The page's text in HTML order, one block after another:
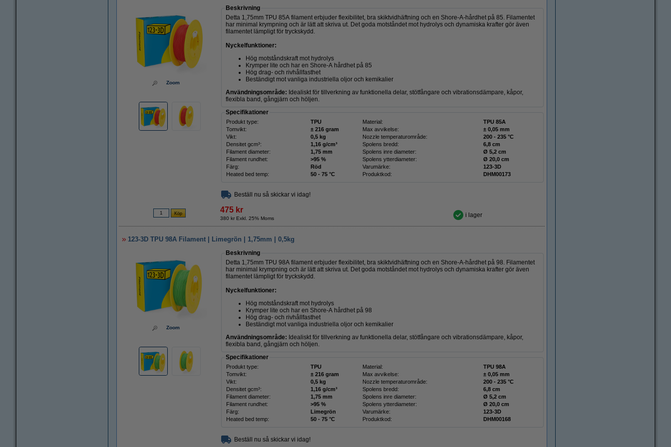
Zoom
Beskrivning
Detta 1,75mm TPU 85A filament erbjuder flexibilitet, bra skiktvidhäftning och en Shore-A-hårdhet på 85. Filamentet
har minimal krympning och är lätt att skriva ut. Det goda motståndet mot hydrolys och dynamiska krafter gör även
filamentet lämpligt för tryckskydd.
Nyckelfunktioner:
Hög motståndskraft mot hydrolys
Krymper lite och har en Shore-A hårdhet på 85
Hög drag- och rivhållfasthet
Beständigt mot vanliga industriella oljor och kemikalier
Användningsområde: Idealiskt för tillverkning av funktionella delar, stötfångare och vibrationsdämpare, kåpor,
flexibla band, gångjärn och höljen.
Specifikationer
Produkt type: TPU Material:
TPU 85A
Tomvikt:
± 216 gram Max avvikelse:
± 0,05 mm
Vikt:
0,5 kg Nozzle temperaturområde:
200 - 235 °C
Densitet gcm³:
1,16 g/cm³ Spolens bredd:
6,8 cm
Filament diameter:
1,75 mm Spolens inre diameter:
Ø 5,2 cm
Filament rundhet:
>95 % Spolens ytterdiameter:
Ø 20,0 cm
Färg:
Röd Varumärke:
123-3D
Heated bed temp:
50 - 75 °C Produktkod: DHM00173
Beställ nu så skickar vi idag!
475 kr
380 kr Exkl. 25% Moms i lager
123-3D TPU 98A Filament | Limegrön | 1,75mm | 0,5kg
Zoom
Beskrivning
Detta 1,75mm TPU 98A filament erbjuder flexibilitet, bra skiktvidhäftning och en Shore-A-hårdhet på 98. Filamentet
har minimal krympning och är lätt att skriva ut. Det goda motståndet mot hydrolys och dynamiska krafter gör även
filamentet lämpligt för tryckskydd.
Nyckelfunktioner:
Hög motståndskraft mot hydrolys
Krymper lite och har en Shore-A hårdhet på 98
Hög drag- och rivhållfasthet
Beständigt mot vanliga industriella oljor och kemikalier
Användningsområde: Idealiskt för tillverkning av funktionella delar, stötfångare och vibrationsdämpare, kåpor,
flexibla band, gångjärn och höljen.
Specifikationer
Produkt type: TPU Material:
TPU 98A
Tomvikt:
± 216 gram Max avvikelse:
± 0,05 mm
Vikt:
0,5 kg Nozzle temperaturområde:
200 - 235 °C
Densitet gcm³:
1,16 g/cm³ Spolens bredd:
6,8 cm
Filament diameter:
1,75 mm Spolens inre diameter:
Ø 5,2 cm
Filament rundhet:
>95 % Spolens ytterdiameter:
Ø 20,0 cm
Färg:
Limegrön Varumärke:
123-3D
Heated bed temp:
50 - 75 °C Produktkod: DHM00168
Beställ nu så skickar vi idag!